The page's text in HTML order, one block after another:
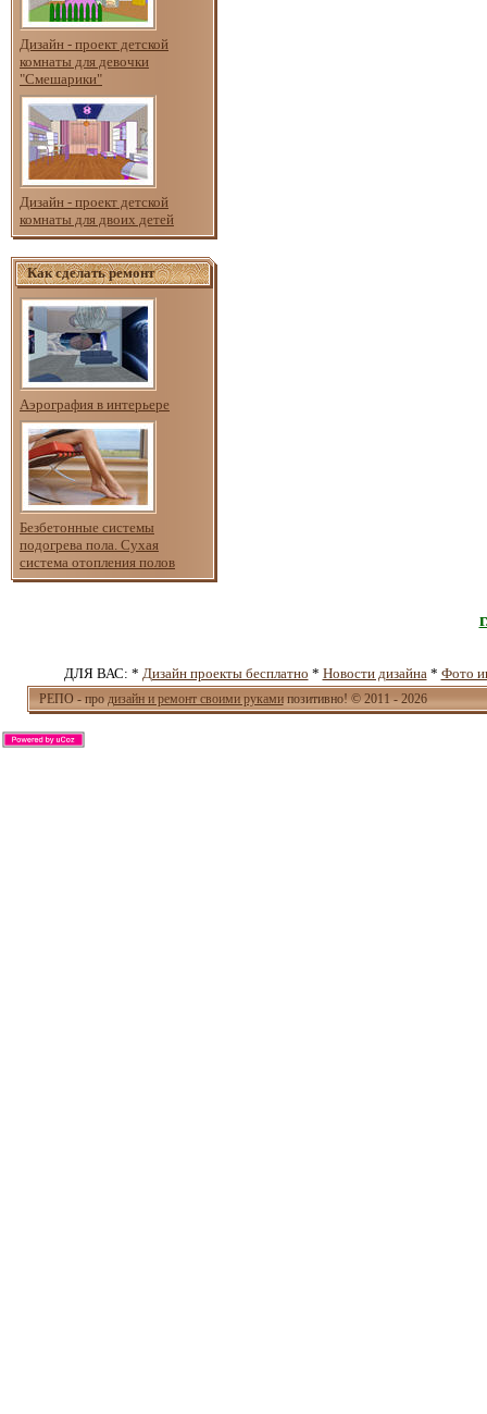
Дизайн - проект детской
комнаты для девочки
"Смешарики"
Дизайн - проект детской
комнаты для двоих детей
Как сделать ремонт
Аэрография в интерьере
Безбетонные системы
подогрева пола. Сухая
система отопления полов
ДЛЯ ВАС: * Дизайн проекты бесплатно * Новости дизайна* Фото
РЕПО - продизайн и ремонт своими рукамипозитивно! © 2011 - 2026